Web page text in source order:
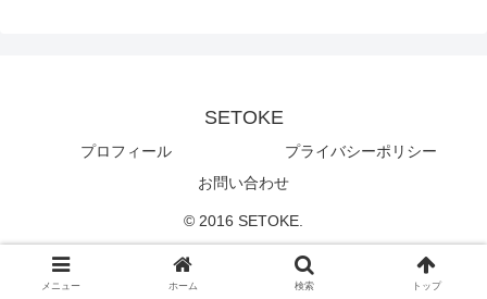
SETOKE
プロフィール
プライバシーポリシー
お問い合わせ
© 2016 SETOKE.
メニュー ホーム 検索 トップ